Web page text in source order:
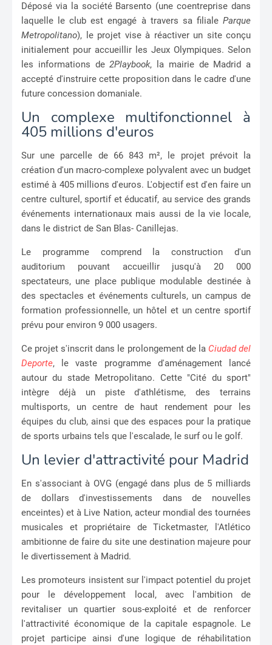
Déposé via la société Barsento (une coentreprise dans
laquelle le club est engagé à travers sa filiale Parque
Metropolitano), le projet vise à réactiver un site conçu
initialement pour accueillir les Jeux Olympiques. Selon
les informations de2Playbook, la mairie de Madrid a
accepté d'instruire cette proposition dans le cadre d'une
future concession domaniale.
Un complexe multifonctionnel à
405 millions d'euros
Sur une parcelle de 66 843 m², le projet prévoit la
création d'un macro-complexe polyvalent avec un budget
estimé à 405 millions d'euros. L'objectif est d'en faire un
centre culturel, sportif et éducatif, au service des grands
événements internationaux mais aussi de la vie locale,
dans le district de San Blas- Canillejas.
Le programme comprend la construction d'un
auditorium pouvant accueillir jusqu'à 20 000
spectateurs, une place publique modulable destinée à
des spectacles et événements culturels, un campus de
formation professionnelle, un hôtel et un centre sportif
prévu pour environ 9 000 usagers.
Ce projet s'inscrit dans le prolongement de la Ciudad del
Deporte, le vaste programme d'aménagement lancé
autour du stade Metropolitano. Cette "Cité du sport"
intègre déjà un piste d'athlétisme, des terrains
multisports, un centre de haut rendement pour les
équipes du club, ainsi que des espaces pour la pratique
de sports urbains tels que l'escalade, le surf ou le golf.
Un levier d'attractivité pour Madrid
En s'associant à OVG (engagé dans plus de 5 milliards
de dollars d'investissements dans de nouvelles
enceintes) et à Live Nation, acteur mondial des tournées
musicales et propriétaire de Ticketmaster, l'Atlético
ambitionne de faire du site une destination majeure pour
le divertissement à Madrid.
Les promoteurs insistent sur l'impact potentiel du projet
pour le développement local, avec l'ambition de
revitaliser un quartier sous-exploité et de renforcer
l'attractivité économique de la capitale espagnole. Le
projet participe ainsi d'une logique de réhabilitation